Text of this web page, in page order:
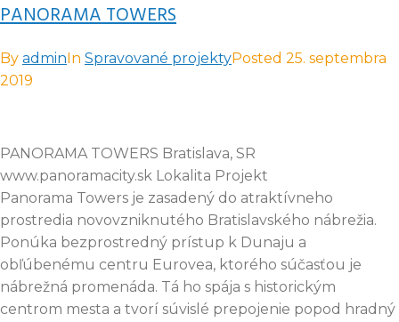
PANORAMA TOWERS
By admin In Spravované projektyPosted 25. septembra
2019
PANORAMA TOWERS Bratislava, SR
www.panoramacity.sk Lokalita Projekt
Panorama Towers je zasadený do atraktívneho
prostredia novovzniknutého Bratislavského nábrežia.
Ponúka bezprostredný prístup k Dunaju a
obľúbenému centru Eurovea, ktorého súčasťou je
nábrežná promenáda. Tá ho spája s historickým
centrom mesta a tvorí súvislé prepojenie popod hradný